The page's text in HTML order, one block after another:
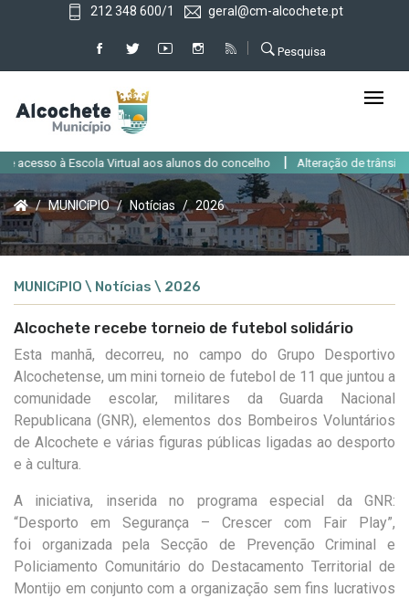
212 348 600/1 geral@cm-alcochete.pt
Pesquisa
alunos do concelho | Alteração de trânsito em Alcochete até 31 de
MUNICíPIO Notícias 2026
MUNICíPIO \ Notícias \ 2026
Alcochete recebe torneio de futebol solidário
Esta manhã, decorreu, no campo do Grupo Desportivo
Alcochetense, um mini torneio de futebol de 11 que juntou a
comunidade escolar, militares da Guarda Nacional
Republicana (GNR), elementos dos Bombeiros Voluntários
de Alcochete e várias figuras públicas ligadas ao desporto
e à cultura.
A iniciativa,
inserida no programa especial da GNR:
“Desporto em Segurança – Crescer com Fair Play”,
foi
organizada pela
Secção de Prevenção Criminal e
Policiamento Comunitário do Destacamento Territorial de
Montijo em conjunto com a organização sem fins lucrativos